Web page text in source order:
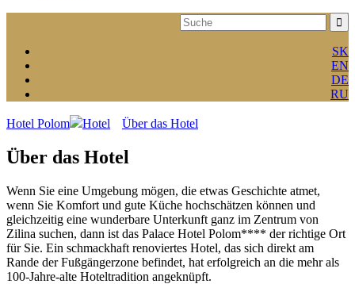
SK
EN
DE
RU
Hotel Polom Hotel Über das Hotel
Über das Hotel
Wenn Sie eine Umgebung mögen, die etwas Geschichte atmet,
wenn Sie Komfort und gute Küche hochschätzen können und
gleichzeitig eine wunderbare Unterkunft ganz im Zentrum von
Zilina suchen, dann ist das Palace Hotel Polom**** der richtige Ort
für Sie. Ein schmackhaft renoviertes Hotel, das sich direkt am
Rande der Fußgängerzone befindet, hat erfolgreich an die mehr als
100-Jahre-alte Hoteltradition angeknüpft.